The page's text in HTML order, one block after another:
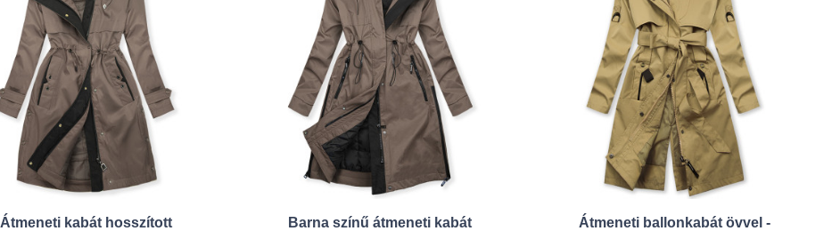
Átmeneti kabát hosszított
Barna színű átmeneti kabát
Átmeneti ballonkabát övvel -